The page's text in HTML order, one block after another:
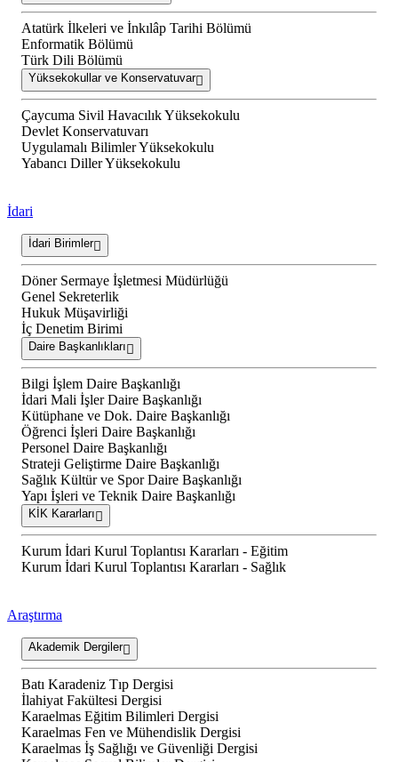
Atatürk İlkeleri ve İnkılâp Tarihi Bölümü
Enformatik Bölümü
Türk Dili Bölümü
Yüksekokullar ve Konservatuvar
Çaycuma Sivil Havacılık Yüksekokulu
Devlet Konservatuvarı
Uygulamalı Bilimler Yüksekokulu
Yabancı Diller Yüksekokulu
İdari
İdari Birimler
Döner Sermaye İşletmesi Müdürlüğü
Genel Sekreterlik
Hukuk Müşavirliği
İç Denetim Birimi
Daire Başkanlıkları
Bilgi İşlem Daire Başkanlığı
İdari Mali İşler Daire Başkanlığı
Kütüphane ve Dok. Daire Başkanlığı
Öğrenci İşleri Daire Başkanlığı
Personel Daire Başkanlığı
Strateji Geliştirme Daire Başkanlığı
Sağlık Kültür ve Spor Daire Başkanlığı
Yapı İşleri ve Teknik Daire Başkanlığı
KİK Kararları
Kurum İdari Kurul Toplantısı Kararları - Eğitim
Kurum İdari Kurul Toplantısı Kararları - Sağlık
Araştırma
Akademik Dergiler
Batı Karadeniz Tıp Dergisi
İlahiyat Fakültesi Dergisi
Karaelmas Eğitim Bilimleri Dergisi
Karaelmas Fen ve Mühendislik Dergisi
Karaelmas İş Sağlığı ve Güvenliği Dergisi